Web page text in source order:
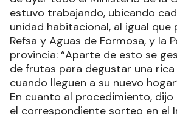
estuvo trabajando, ubicando
unidad habitacional, al igual que
Refsa y Aguas de Formosa, y la
provincia: “Aparte de esto se
de frutas para degustar una rica
cuando lleguen a su nuevo
En cuanto al procedimiento, dijo
el correspondiente sorteo en el